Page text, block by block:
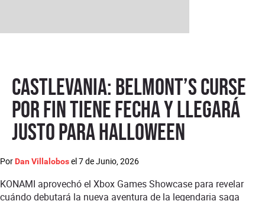
Castlevania: Belmont’s Curse
por fin tiene fecha y llegará
justo para Halloween
Por Dan Villalobosel7 de Junio, 2026
KONAMI aprovechó el Xbox Games Showcase para revelar
cuándo debutará la nueva aventura de la legendaria saga